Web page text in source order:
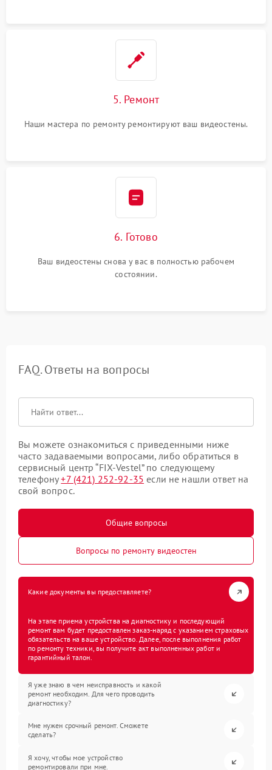
5. Ремонт
Наши мастера по ремонту ремонтируют ваш видеостены.
6. Готово
Ваш видеостены снова у вас в полностью рабочем
состоянии.
FAQ. Ответы на вопросы
Вы можете ознакомиться с приведенными ниже
часто задаваемыми вопросами, либо обратиться в
сервисный центр “FIX-Vestel” по следующему
телефону+7 (421) 252-92-35 если не нашли ответ на
свой вопрос.
Общие вопросы
Вопросы по ремонту видеостен
Какие документы вы предоставляете?
На этапе приема устройства на диагностику и последующий
ремонт вам будет предоставлен заказ-наряд с указанием страховых
обязательств на ваше устройство. Далее, после выполнения работ
по ремонту техники, вы получите акт выполненных работ и
гарантийный талон.
Я уже знаю в чем неисправность и какой
ремонт необходим. Для чего проводить
диагностику?
Мне нужен срочный ремонт. Сможете
сделать?
Я хочу, чтобы мое устройство
ремонтировали при мне.